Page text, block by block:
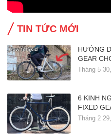
TIN TỨC MỚI
HƯỚNG
GEAR
Tháng 5
6 KINH
FIXED
Tháng 2